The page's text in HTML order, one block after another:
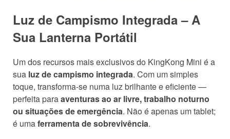
Luz de Campismo Integrada – A
Sua Lanterna Portátil
Um dos recursos mais exclusivos do KingKong Mini é a
sua luz de campismo integrada. Com um simples
toque, transforma-se numa luz brilhante e eficiente —
perfeita paraaventuras ao ar livre, trabalho noturno
ou situações de emergência. Não é apenas um tablet;
é umaferramenta de sobrevivência.